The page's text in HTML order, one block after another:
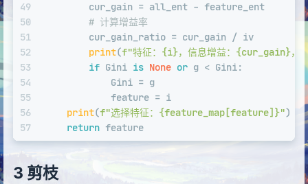
49
50
51
52
53
54
55
56
57
        cur_gain = all_ent - feature_ent
# 计算增益率
        cur_gain_ratio = cur_gain / iv
print(f"特征： {i}，信息增益： {cur_gain}，
if Gini is None or g < Gini:
            Gini = g
            feature = i
print(f"选择特征： {feature_map[feature]}")
return feature
3 剪枝